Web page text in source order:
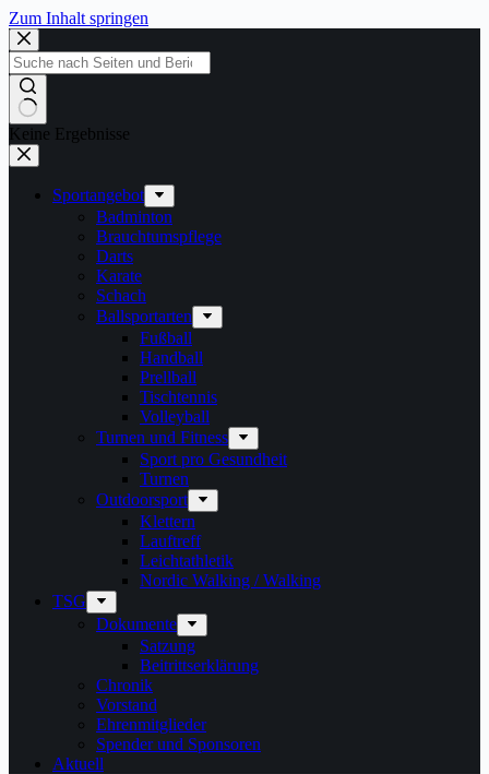
Zum Inhalt springen
Keine Ergebnisse
Sportangebot
Badminton
Brauchtumspflege
Darts
Karate
Schach
Ballsportarten
Fußball
Handball
Prellball
Tischtennis
Volleyball
Turnen und Fitness
Sport pro Gesundheit
Turnen
Outdoorsport
Klettern
Lauftreff
Leichtathletik
Nordic Walking / Walking
TSG
Dokumente
Satzung
Beitrittserklärung
Chronik
Vorstand
Ehrenmitglieder
Spender und Sponsoren
Aktuell